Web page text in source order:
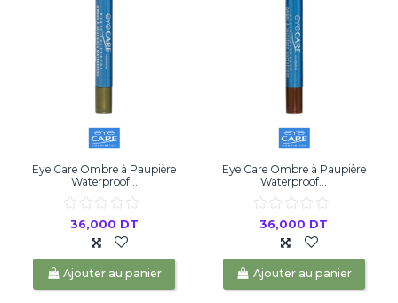
Eye Care Ombre à Paupière
Waterproof...
36,000 DT
Ajouter au panier
Eye Care Ombre à Paupière
Waterproof...
36,000 DT
Ajouter au panier